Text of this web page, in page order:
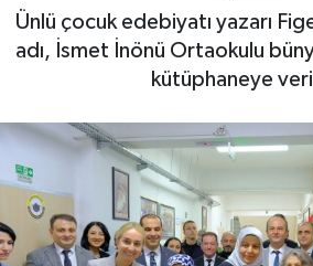
Ünlü çocuk edebiyatı yazarı
adı, İsmet İnönü Ortaokulu
kütüphaneye
SPOR
YAŞAM
ÇEVRE
İLÇELER
Tüm Manşetler
Son Dakika Haberleri
Haber Arşivi